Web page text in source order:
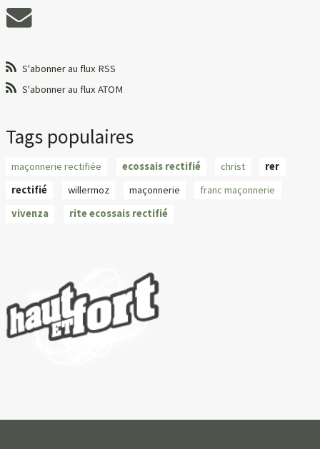
S'abonner au flux RSS
S'abonner au flux ATOM
Tags populaires
maçonnerie rectifiée ecossais rectifié christ
rer
rectifié
willermoz maçonnerie
franc maçonnerie
vivenza
rite ecossais rectifié